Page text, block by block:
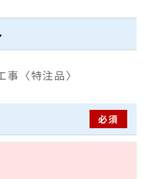
必須